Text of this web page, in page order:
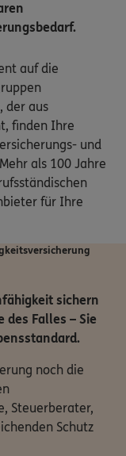
auf die
der aus
finden Ihre
und
als 100 Jahre
für Ihre
sichern
Falles – Sie
noch die
Steuerberater,
Schutz